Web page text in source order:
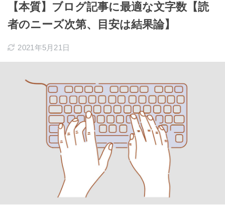
【本質】ブログ記事に最適な文字数【読
者のニーズ次第、目安は結果論】
2021年5月21日